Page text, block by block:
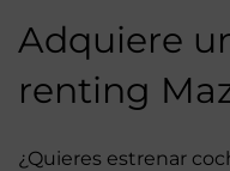
Adquiere
renting
¿Quieres estrenar